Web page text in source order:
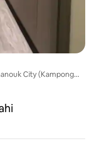
City (Kampong